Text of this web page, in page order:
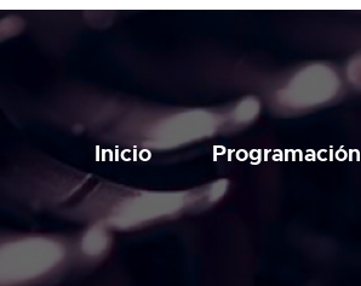
Inicio Programación